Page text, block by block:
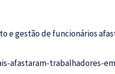
e gestão de funcionários
afastaram-trabalhadores-